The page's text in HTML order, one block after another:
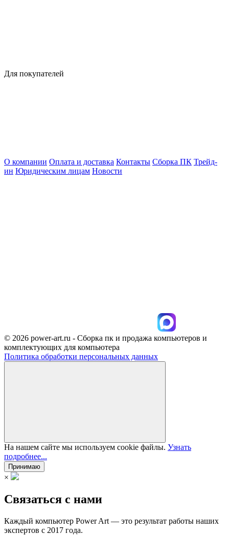
Для покупателей
О компании Оплата и доставка Контакты Сборка ПК Трейд-
ин Юридическим лицам Новости
© 2026 power-art.ru - Сборка пк и продажа компьютеров и
комплектующих для компьютера
Политика обработки персональных данных
На нашем сайте мы используем cookie файлы. Узнать
подробнее...
Принимаю
×
Связаться с нами
Каждый компьютер Power Art — это результат работы наших
экспертов с 2017 года.